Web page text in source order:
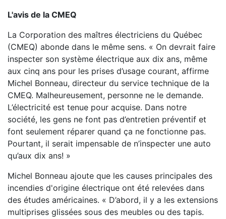
L'avis de la CMEQ
La Corporation des maîtres électriciens du Québec
(CMEQ) abonde dans le même sens. « On devrait faire
inspecter son système électrique aux dix ans, même
aux cinq ans pour les prises d’usage courant, affirme
Michel Bonneau, directeur du service technique de la
CMEQ. Malheureusement, personne ne le demande.
L’électricité est tenue pour acquise. Dans notre
société, les gens ne font pas d’entretien préventif et
font seulement réparer quand ça ne fonctionne pas.
Pourtant, il serait impensable de n’inspecter une auto
qu’aux dix ans! »
Michel Bonneau ajoute que les causes principales des
incendies d'origine électrique ont été relevées dans
des études américaines. « D’abord, il y a les extensions
multiprises glissées sous des meubles ou des tapis.